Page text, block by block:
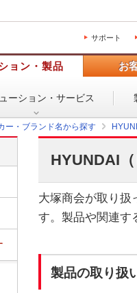
サポート
ョン・製品 お
ーション・ サービス
ー・ブランド名から探す
HYUNDAI
大塚商会が取り扱
す。製品や関連す
製品の取り扱